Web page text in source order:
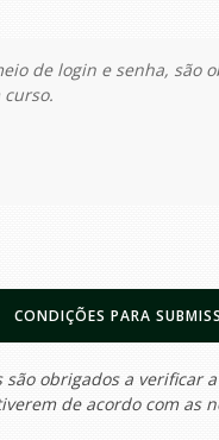
de login e senha,
CONDIÇÕES PARA
obrigados a verificar
de acordo com as